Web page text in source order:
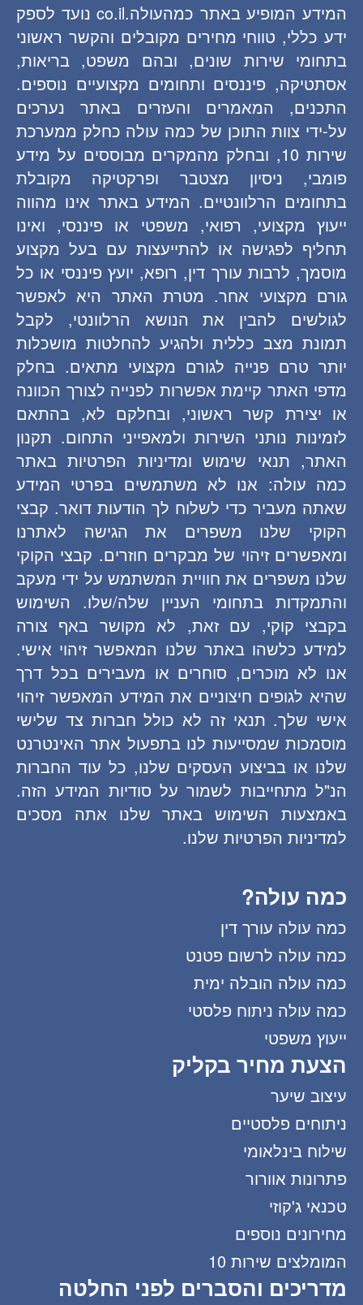
12-07-2026 10:58
עורך דין ביטוח
12-07-2026 14:51
עורך דין לשון הרע
12-07-2026 18:21
עורך דין חברות ועסקים
whatsapp
12-07-2026 19:47
המידע המופיע באתר כמהעולה.co.il נועד לספק
ידע כללי, טווחי מחירים מקובלים והקשר ראשוני
בתחומי שירות שונים, ובהם משפט, בריאות,
אסתטיקה, פיננסים ותחומים מקצועיים נוספים.
התכנים, המאמרים והעזרים באתר נערכים
על-ידי צוות התוכן של כמה עולה כחלק ממערכת
שירות 10, ובחלק מהמקרים מבוססים על מידע
פומבי, ניסיון מצטבר ופרקטיקה מקובלת
בתחומים הרלוונטיים. המידע באתר אינו מהווה
ייעוץ מקצועי, רפואי, משפטי או פיננסי, ואינו
תחליף לפגישה או להתייעצות עם בעל מקצוע
מוסמך, לרבות עורך דין, רופא, יועץ פיננסי או כל
גורם מקצועי אחר. מטרת האתר היא לאפשר
לגולשים להבין את הנושא הרלוונטי, לקבל
תמונת מצב כללית ולהגיע להחלטות מושכלות
יותר טרם פנייה לגורם מקצועי מתאים. בחלק
מדפי האתר קיימת אפשרות לפנייה לצורך הכוונה
או יצירת קשר ראשוני, ובחלקם לא, בהתאם
לזמינות נותני השירות ולמאפייני התחום. תקנון
האתר, תנאי שימוש ומדיניות הפרטיות באתר
כמה עולה: אנו לא משתמשים בפרטי המידע
שאתה מעביר כדי לשלוח לך הודעות דואר. קבצי
הקוקי שלנו משפרים את הגישה לאתרנו
ומאפשרים זיהוי של מבקרים חוזרים. קבצי הקוקי
שלנו משפרים את חוויית המשתמש על ידי מעקב
והתמקדות בתחומי העניין שלה/שלו. השימוש
בקבצי קוקי, עם זאת, לא מקושר באף צורה
למידע כלשהו באתר שלנו המאפשר זיהוי אישי.
אנו לא מוכרים, סוחרים או מעבירים בכל דרך
שהיא לגופים חיצוניים את המידע המאפשר זיהוי
אישי שלך. תנאי זה לא כולל חברות צד שלישי
מוסמכות שמסייעות לנו בתפעול אתר האינטרנט
שלנו או בביצוע העסקים שלנו, כל עוד החברות
הנ"ל מתחייבות לשמור על סודיות המידע הזה.
באמצעות השימוש באתר שלנו אתה מסכים
למדיניות הפרטיות שלנו.
כמה עולה?
כמה עולה עורך דין
כמה עולה לרשום פטנט
כמה עולה הובלה ימית
כמה עולה ניתוח פלסטי
ייעוץ משפטי
הצעת מחיר בקליק
עיצוב שיער
ניתוחים פלסטיים
שילוח בינלאומי
פתרונות אוורור
טכנאי ג'קוזי
מחירונים נוספים
המומלצים שירות 10
מדריכים והסברים לפני החלטה